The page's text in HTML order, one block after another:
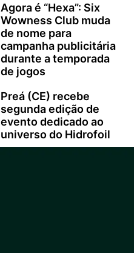
Agora é “Hexa”: Six
Wowness Club muda
de nome para
campanha publicitária
durante a temporada
de jogos
Preá (CE) recebe
segunda edição de
evento dedicado ao
universo do Hidrofoil